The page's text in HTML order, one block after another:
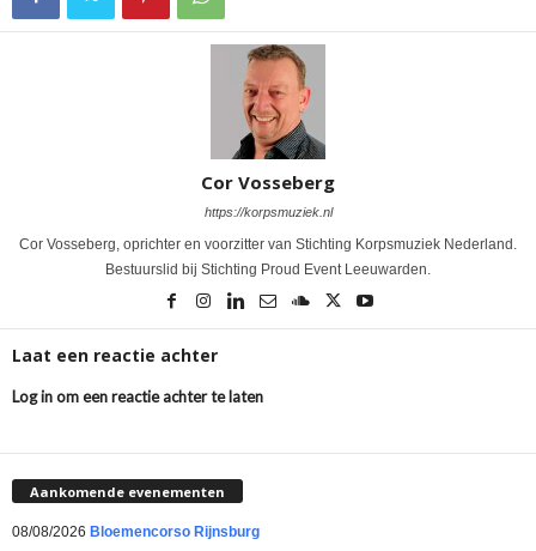
Cor Vosseberg
https://korpsmuziek.nl
Cor Vosseberg, oprichter en voorzitter van Stichting Korpsmuziek Nederland.
Bestuurslid bij Stichting Proud Event Leeuwarden.
Laat een reactie achter
Log in om een reactie achter te laten
Aankomende evenementen
08/08/2026 Bloemencorso Rijnsburg